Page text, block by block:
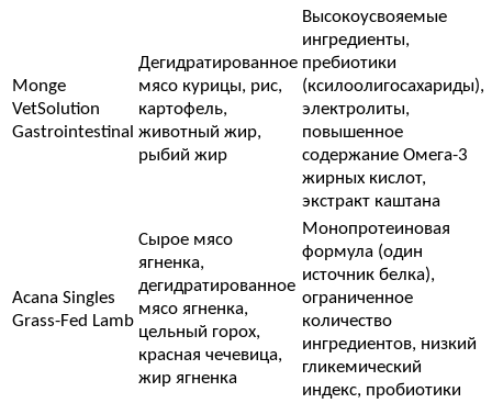
Monge
VetSolution
Gastrointestinal
Дегидратированное
мясо курицы, рис,
картофель,
животный жир,
рыбий жир
Высокоусвояемые
ингредиенты,
пребиотики
(ксилоолигосахариды),
электролиты,
повышенное
содержание Омега-3
жирных кислот,
экстракт каштана
Acana Singles
Grass-Fed Lamb
Сырое мясо
ягненка,
дегидратированное
мясо ягненка,
цельный горох,
красная чечевица,
жир ягненка
Монопротеиновая
формула (один
источник белка),
ограниченное
количество
ингредиентов, низкий
гликемический
индекс, пробиотики